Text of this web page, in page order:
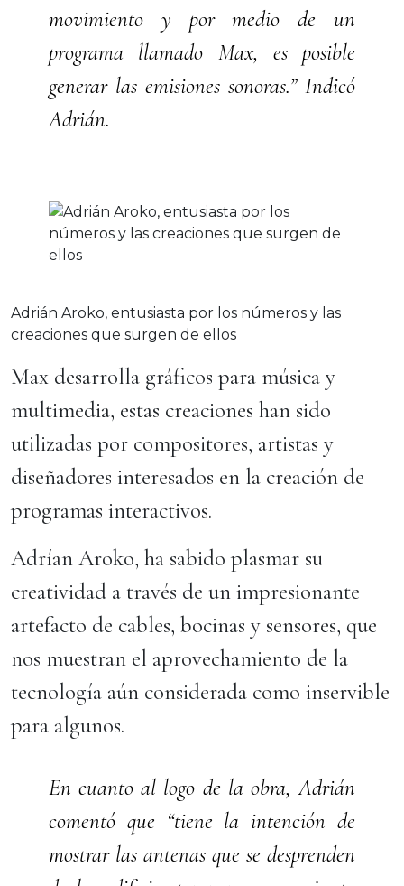
movimiento y por medio de un
programa llamado Max, es posible
generar las emisiones sonoras.” Indicó
Adrián.
Adrián Aroko, entusiasta por los números y las
creaciones que surgen de ellos
Max desarrolla gráficos para música y
multimedia, estas creaciones han sido
utilizadas por compositores, artistas y
diseñadores interesados en la creación de
programas interactivos.
Adrían Aroko, ha sabido plasmar su
creatividad a través de un impresionante
artefacto de cables, bocinas y sensores, que
nos muestran el aprovechamiento de la
tecnología aún considerada como inservible
para algunos.
En cuanto al logo de la obra, Adrián
comentó que “tiene la intención de
mostrar las antenas que se desprenden